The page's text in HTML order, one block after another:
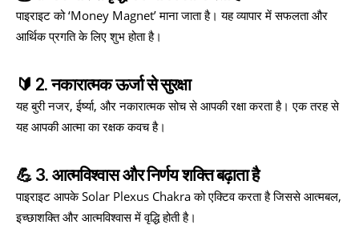
पाइराइट को ‘Money Magnet’ माना जाता है। यह व्यापार में सफलता और
आर्थिक प्रगति के लिए शुभ होता है।
🔰 2. नकारात्मक ऊर्जा से सुरक्षा
यह बुरी नजर, ईर्ष्या, और नकारात्मक सोच से आपकी रक्षा करता है। एक तरह से
यह आपकी आत्मा का रक्षक कवच है।
💪 3. आत्मविश्वास और निर्णय शक्ति बढ़ाता है
पाइराइट आपके Solar Plexus Chakra को एक्टिव करता है जिससे आत्मबल,
इच्छाशक्ति और आत्मविश्वास में वृद्धि होती है।